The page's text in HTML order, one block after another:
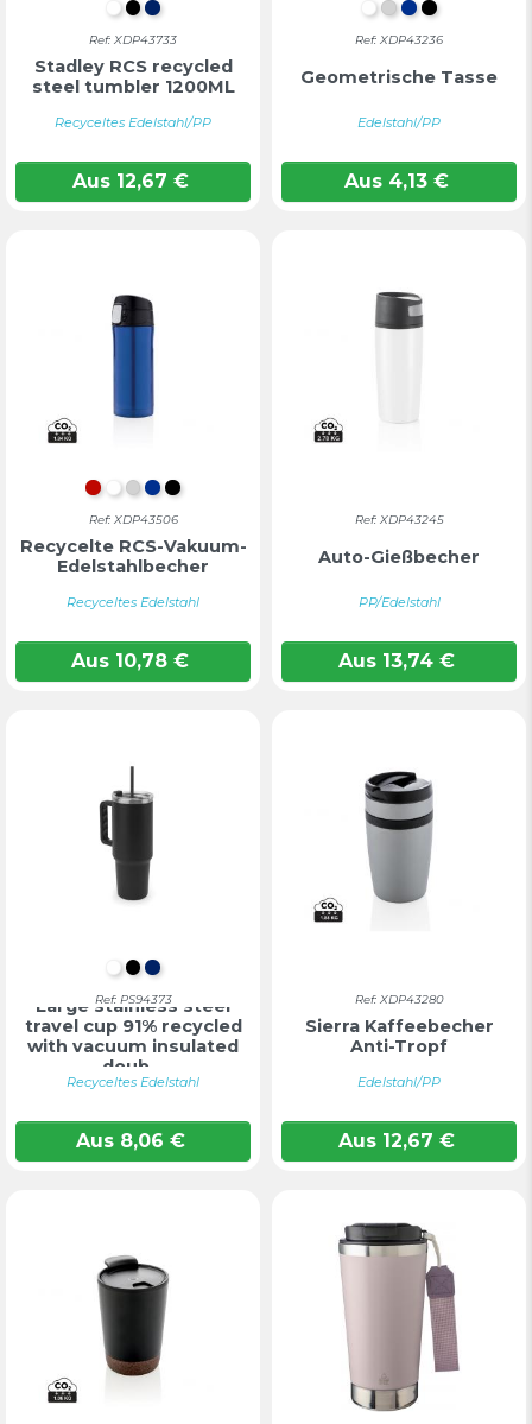
WEIß
SCHWARZ
MARINEBLAU
Ref: XDP43733
Stadley RCS recycled
steel tumbler 1200ML
Recyceltes Edelstahl/PP
Aus12,67 €
Weiß
Silber
BlauSchwarz
Ref: XDP43236
Geometrische Tasse
Edelstahl/PP
Aus4,13 €
RotWeiß
Silber
BlauSchwarz
Ref: XDP43506
Recycelte RCS-Vakuum-
Edelstahlbecher
Recyceltes Edelstahl
Aus 10,78 €
Ref: XDP43245
Auto-Gießbecher
PP/Edelstahl
Aus13,74 €
WEIß
SCHWARZ
MARINEBLAU
Ref: PS94373
Large stainless steel
travel cup 91% recycled
with vacuum insulated
doub...
Recyceltes Edelstahl
Aus8,06 €
Ref: XDP43280
Sierra Kaffeebecher
Anti-Tropf
Edelstahl/PP
Aus12,67 €